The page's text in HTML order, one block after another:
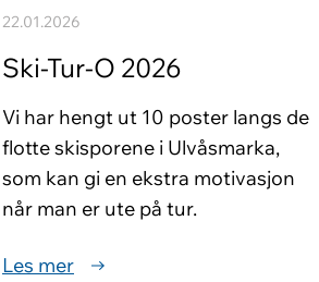
22.01.2026
Ski-Tur-O 2026
Vi har hengt ut 10 poster langs de
flotte skisporene i Ulvåsmarka,
som kan gi en ekstra motivasjon
når man er ute på tur.
Les mer